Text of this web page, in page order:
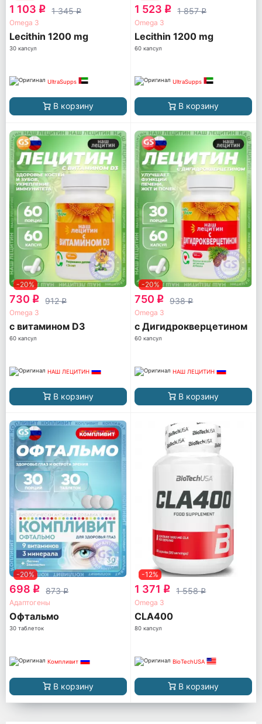
1 103 q 1 345q
Omega 3
Lecithin 1200 mg
30 капсул
UltraSupps
В корзину
1 523 q 1 857q
Omega 3
Lecithin 1200 mg
60 капсул
UltraSupps
В корзину
-20%
730 q 912q
Omega 3
с витамином D3
60 капсул
НАШ ЛЕЦИТИН
В корзину
-20%
750 q 938q
Omega 3
с Дигидрокверцетином
60 капсул
НАШ ЛЕЦИТИН
В корзину
-20%
698 q 873q
Адаптогены
Офтальмо
30 таблеток
Компливит
В корзину
-12%
1 371 q 1 558q
Omega 3
CLA400
80 капсул
BioTechUSA
В корзину